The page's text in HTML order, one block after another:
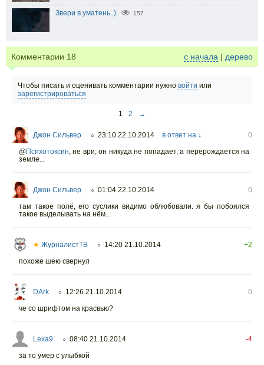
Звери в уматень..) 157
Комментарии 18 с начала | дерево
Чтобы писать и оценивать комментарии нужно войти или
зарегистрироваться
1 2 →
Джон Сильвер ○ 23:10 22.10.2014 в ответ на ↓
0
@Психотоксин ,не ври, он никуда не попадает, а перерождается на
земле...
Джон Сильвер ○ 01:04 22.10.2014
0
там такое полё, его суслики видимо облюбовали. я бы побоялся
такое выделывать на нём...
★ ЖурналистТВ ○ 14:20 21.10.2014
+2
похоже шею свернул
DArk ○ 12:26 21.10.2014
0
че со шрифтом на красвью?
Lexa9 ○ 08:40 21.10.2014
-4
за то умер с улыбкой